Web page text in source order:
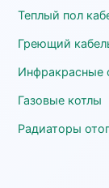
Теплый пол
Греющий
Инфракрасные
Газовые котлы
Радиаторы